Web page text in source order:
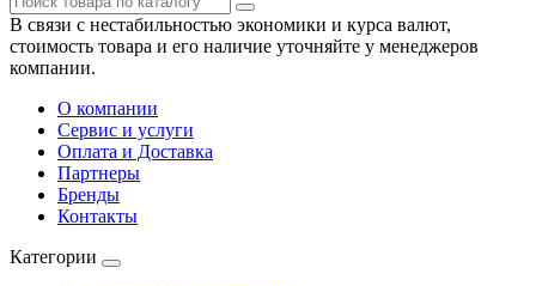
В связи с нестабильностью экономики и курса валют,
стоимость товара и его наличие уточняйте у менеджеров
компании.
О компании
Сервис и услуги
Оплата и Доставка
Партнеры
Бренды
Контакты
Категории